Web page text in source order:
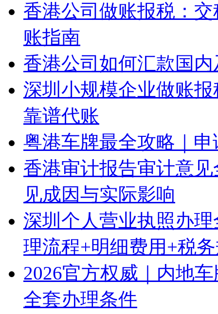
香港公司做账报税：
账指南
香港公司如何汇款国
深圳小规模企业做账
靠谱代账
粤港车牌最全攻略｜
香港审计报告审计意
见成因与实际影响
深圳个人营业执照办
理流程+明细费用+税
2026官方权威｜内地
全套办理条件